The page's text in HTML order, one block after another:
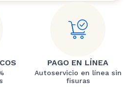
PAGO EN LÍNEA
Autoservicio en línea sin
fisuras